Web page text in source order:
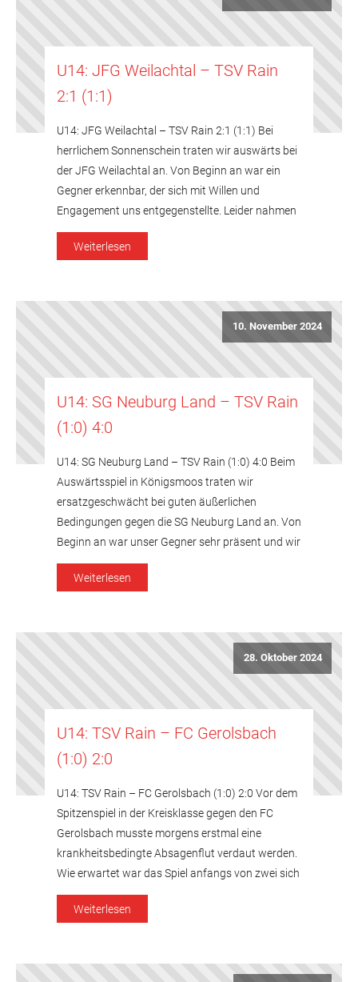
U14: JFG Weilachtal – TSV Rain
2:1 (1:1)
U14: JFG Weilachtal – TSV Rain 2:1 (1:1) Bei
herrlichem Sonnenschein traten wir auswärts bei
der JFG Weilachtal an. Von Beginn an war ein
Gegner erkennbar, der sich mit Willen und
Engagement uns entgegenstellte. Leider nahmen
wir auch unsere unpräzise Spielweise aus dem
vorausgegangem Spiel mit, so dass die
Weiterlesen
10. November 2024
U14: SG Neuburg Land – TSV Rain
(1:0) 4:0
U14: SG Neuburg Land – TSV Rain (1:0) 4:0 Beim
Auswärtsspiel in Königsmoos traten wir
ersatzgeschwächt bei guten äußerlichen
Bedingungen gegen die SG Neuburg Land an. Von
Beginn an war unser Gegner sehr präsent und wir
hatten bereits nach wenigen Minuten das Glück
auf unserer Seite als der Pfosten für uns rettete.
Weiterlesen
28. Oktober 2024
U14: TSV Rain – FC Gerolsbach
(1:0) 2:0
U14: TSV Rain – FC Gerolsbach (1:0) 2:0 Vor dem
Spitzenspiel in der Kreisklasse gegen den FC
Gerolsbach musste morgens erstmal eine
krankheitsbedingte Absagenflut verdaut werden.
Wie erwartet war das Spiel anfangs von zwei sich
neutralisierenden Mannschaften geprägt, die mit
großem Respekt voreinander agierten. Von den 3
Weiterlesen